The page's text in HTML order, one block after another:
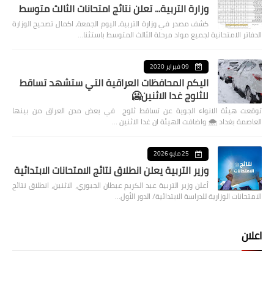
وزارة التربية... تعلن نتائج امتحانات الثالث متوسط
كشف مصدر في وزارة التربية، اليوم الجمعة، اكمال تصحيح الوزارة
الدفاتر الامتحانية لجميع مواد مرحلة الثالث المتوسط باستثنا…
09 فبراير 2020
اليكم المحافظات العراقية التي ستشهد تساقط
للثلوج غدا الاثنين🥶
توقعت هيئة الانواء الجوية عن تساقط ثلوج في بعض مدن العراق من بينها
العاصمة بغداد ⁦🌨️⁩ واضافت الهيئة ان غدا الاثنين …
25 مايو 2026
وزير التربية يعلن انطلاق نتائج الامتحانات الابتدائية
أعلن وزير التربية عبد الكريم عبطان الجبوري، الاثنين، انطلاق نتائج
الامتحانات الوزارية للدراسة الابتدائية/ الدور الأول…
اعلان